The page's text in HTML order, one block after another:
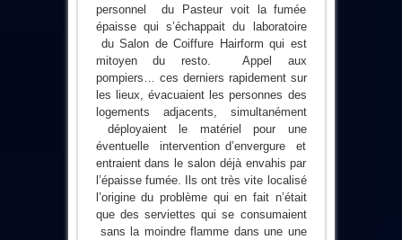
personnel du Pasteur voit la fumée
épaisse qui s’échappait du laboratoire
du Salon de Coiffure Hairform qui est
mitoyen du resto. Appel aux
pompiers… ces derniers rapidement sur
les lieux, évacuaient les personnes des
logements adjacents, simultanément
déployaient le matériel pour une
éventuelle intervention d’envergure et
entraient dans le salon déjà envahis par
l’épaisse fumée. Ils ont très vite localisé
l’origine du problème qui en fait n’était
que des serviettes qui se consumaient
sans la moindre flamme dans une une